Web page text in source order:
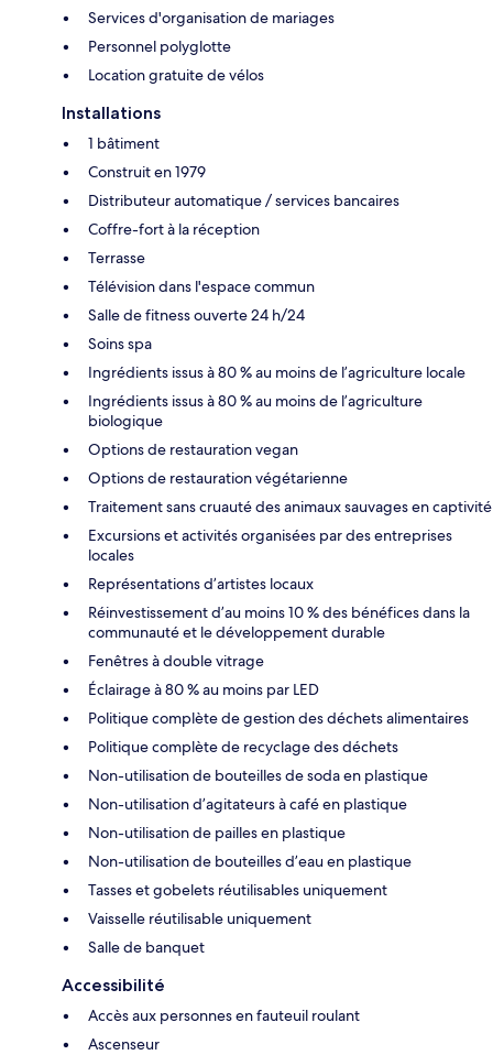
Services d'organisation de mariages
Personnel polyglotte
Location gratuite de vélos
Installations
1 bâtiment
Construit en 1979
Distributeur automatique / services bancaires
Coffre-fort à la réception
Terrasse
Télévision dans l'espace commun
Salle de fitness ouverte 24 h/24
Soins spa
Ingrédients issus à 80 % au moins de l’agriculture locale
Ingrédients issus à 80 % au moins de l’agriculture
biologique
Options de restauration vegan
Options de restauration végétarienne
Traitement sans cruauté des animaux sauvages en captivité
Excursions et activités organisées par des entreprises
locales
Représentations d’artistes locaux
Réinvestissement d’au moins 10 % des bénéfices dans la
communauté et le développement durable
Fenêtres à double vitrage
Éclairage à 80 % au moins par LED
Politique complète de gestion des déchets alimentaires
Politique complète de recyclage des déchets
Non-utilisation de bouteilles de soda en plastique
Non-utilisation d’agitateurs à café en plastique
Non-utilisation de pailles en plastique
Non-utilisation de bouteilles d’eau en plastique
Tasses et gobelets réutilisables uniquement
Vaisselle réutilisable uniquement
Salle de banquet
Accessibilité
Accès aux personnes en fauteuil roulant
Ascenseur